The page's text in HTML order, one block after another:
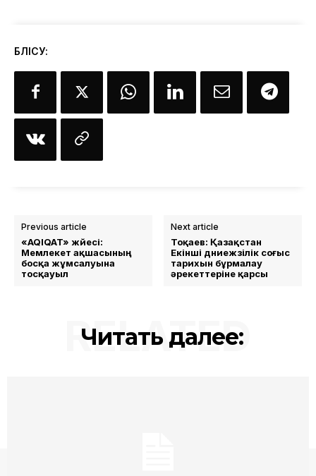
БӨЛІСУ:
Previous article
«AQIQAT» жүйесі:
Мемлекет ақшасының
босқа жұмсалуына
тосқауыл
Next article
Тоқаев: Қазақстан
Екінші дүниежүзілік соғыс
тарихын бұрмалау
әрекеттеріне қарсы
Читать далее:
RELATED